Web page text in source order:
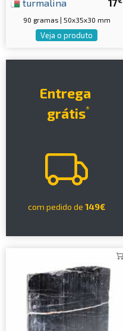
17
turmalina
90 gramas | 50x35x30 mm
Veja o produto
Entrega
grátis*
com pedido de 149€